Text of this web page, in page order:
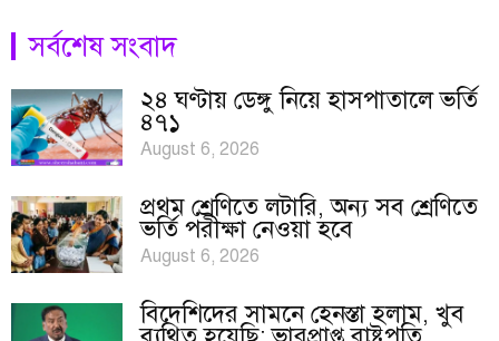
সর্বশেষ সংবাদ
২৪ ঘণ্টায় ডেঙ্গু নিয়ে হাসপাতালে ভর্তি
৪৭১
August 6, 2026
প্রথম শ্রেণিতে লটারি, অন্য সব শ্রেণিতে
ভর্তি পরীক্ষা নেওয়া হবে
August 6, 2026
বিদেশিদের সামনে হেনস্তা হলাম, খুব